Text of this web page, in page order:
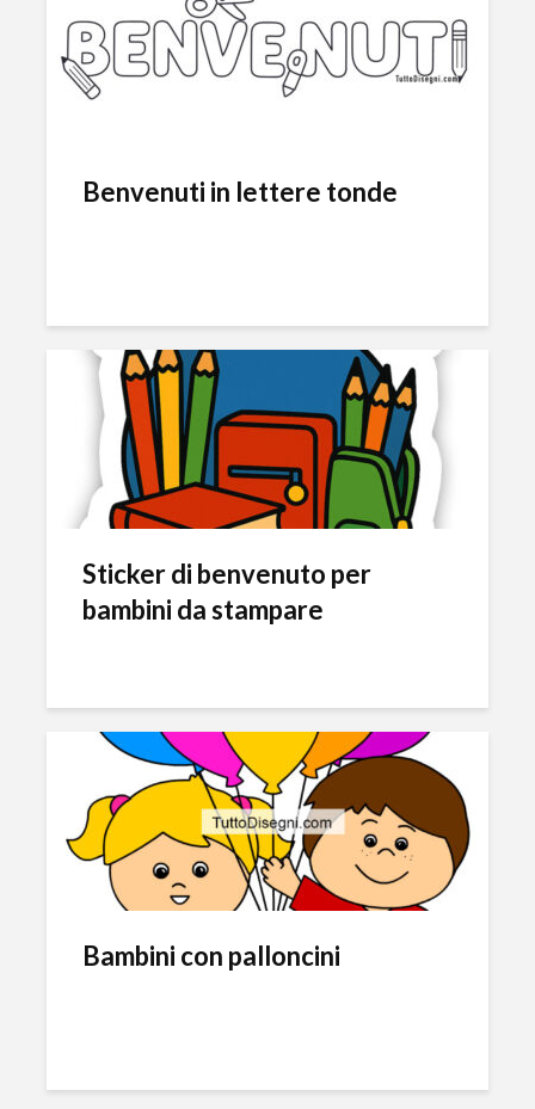
Benvenuti in lettere tonde
Sticker di benvenuto per
bambini da stampare
Bambini con palloncini